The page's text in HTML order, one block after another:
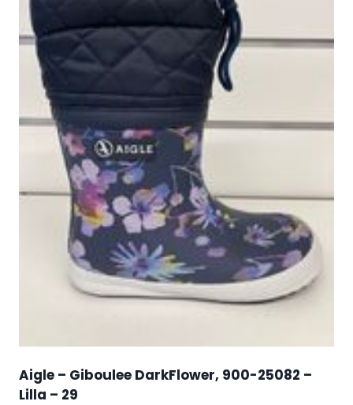
Aigle – Giboulee DarkFlower, 900-25082 –
Lilla – 29